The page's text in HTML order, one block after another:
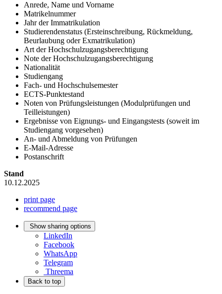
Anrede, Name und Vorname
Matrikelnummer
Jahr der Immatrikulation
Studierendenstatus (Ersteinschreibung, Rückmeldung,
Beurlaubung oder Exmatrikulation)
Art der Hochschulzugangsberechtigung
Note der Hochschulzugangsberechtigung
Nationalität
Studiengang
Fach- und Hochschulsemester
ECTS-Punktestand
Noten von Prüfungsleistungen (Modulprüfungen und
Teilleistungen)
Ergebnisse von Eignungs- und Eingangstests (soweit im
Studiengang vorgesehen)
An- und Abmeldung von Prüfungen
E-Mail-Adresse
Postanschrift
Stand
10.12.2025
print page
recommend page
Show sharing options
LinkedIn
Facebook
WhatsApp
Telegram
Threema
Back to top